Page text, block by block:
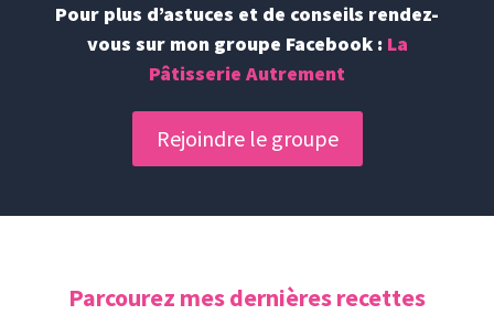
Pour plus d’astuces et de conseils rendez-
vous sur mon groupe Facebook : La
Pâtisserie Autrement
Rejoindre le groupe
Parcourez mes dernières recettes